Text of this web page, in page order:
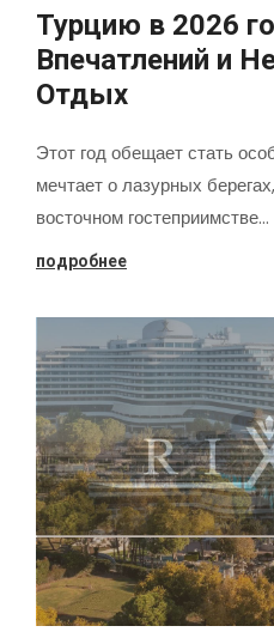
Турцию в 2026
Впечатлений и
Отдых
Этот год обещает стать
мечтает о лазурных
восточном гостеприимстве…
подробнее